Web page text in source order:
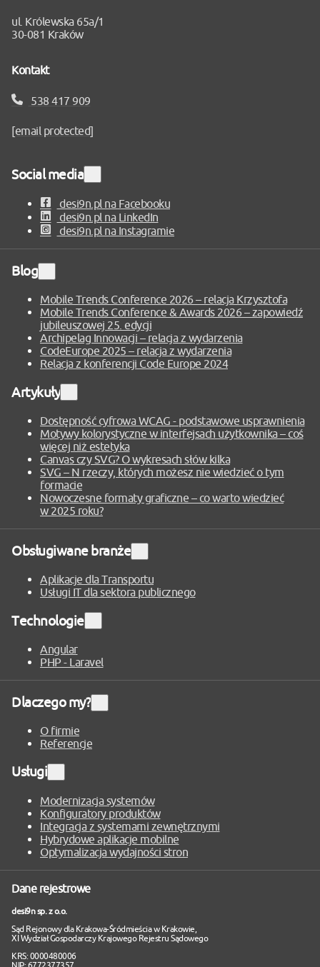
ul. Królewska 65a/1
30-081 Kraków
Kontakt
538 417 909
[email protected]
Social media Rozwiń
sekcję
desi9n.pl na Facebooku
desi9n.pl na LinkedIn
desi9n.pl na Instagramie
Blog Rozwiń
sekcję
Mobile Trends Conference 2026 – relacja Krzysztofa
Mobile Trends Conference & Awards 2026 – zapowiedź
jubileuszowej 25. edycji
Archipelag Innowacji – relacja z wydarzenia
CodeEurope 2025 – relacja z wydarzenia
Relacja z konferencji Code Europe 2024
Artykuły Rozwiń
sekcję
Dostępność cyfrowa WCAG - podstawowe usprawnienia
Motywy kolorystyczne w interfejsach użytkownika – coś
więcej niż estetyka
Canvas czy SVG? O wykresach słów kilka
SVG – N rzeczy, których możesz nie wiedzieć o tym
formacie
Nowoczesne formaty graficzne – co warto wiedzieć
w 2025 roku?
Obsługiwane branże Rozwiń
sekcję
Aplikacje dla Transportu
Usługi IT dla sektora publicznego
Technologie Rozwiń
Angular
PHP - Laravel
Dlaczego my? Rozwiń
O firmie
Referencje
Usługi Rozwiń
sekcję
Modernizacja systemów
Konfiguratory produktów
Integracja z systemami zewnętrznymi
Hybrydowe aplikacje mobilne
Optymalizacja wydajności stron
Dane rejestrowe
desi9n sp. z o.o.
Sąd Rejonowy dla Krakowa-Śródmieścia w Krakowie,
XI Wydział Gospodarczy Krajowego Rejestru Sądowego
KRS: 0000480006
NIP: 6772377357